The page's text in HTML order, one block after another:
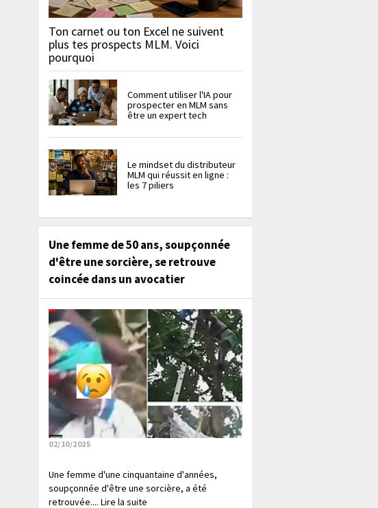
Ton carnet ou ton Excel ne suivent
plus tes prospects MLM. Voici
pourquoi
Comment utiliser l'IA pour
prospecter en MLM sans
être un expert tech
Le mindset du distributeur
MLM qui réussit en ligne :
les 7 piliers
Une femme de 50 ans, soupçonnée
d'être une sorcière, se retrouve
coincée dans un avocatier
02/10/2025
Une femme d'une cinquantaine d'années,
soupçonnée d'être une sorcière, a été
retrouvée.... Lire la suite